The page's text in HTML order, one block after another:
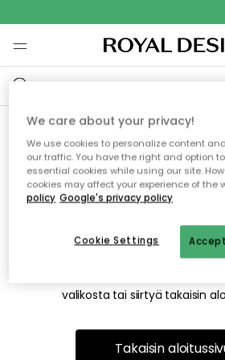
Emme
etsimääsi
Tämä voi johtua siitä, että sivua ei
on siirretty muualle.
valikosta tai siirtyä takaisin
Takaisin
We care about your privacy!
We use cookies to personalize content
our traffic. You have the right and option
essential cookies while using our site.
cookies may affect your experience of the
policy Google's privacy policy
Cookie Settings